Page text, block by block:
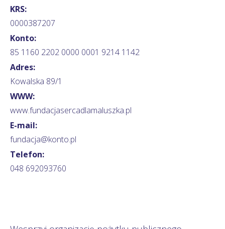
KRS:
0000387207
Konto:
85 1160 2202 0000 0001 9214 1142
Adres:
Kowalska 89/1
WWW:
www.fundacjasercadlamaluszka.pl
E-mail:
fundacja@konto.pl
Telefon:
048 692093760